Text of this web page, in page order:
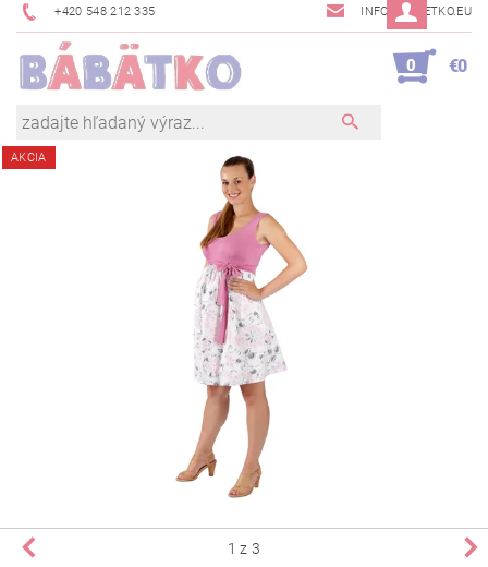
+420 548 212 335 INFO@BABETKO.EU
0 €0
AKCIA
1 z 3